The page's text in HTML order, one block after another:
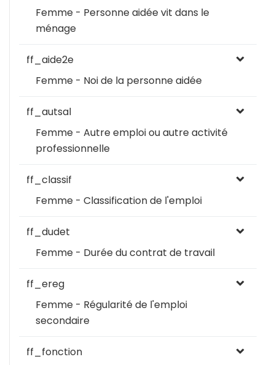
Femme - Personne aidée vit dans le
ménage
ff_aide2e
Femme - Noi de la personne aidée
ff_autsal
Femme - Autre emploi ou autre activité
professionnelle
ff_classif
Femme - Classification de l'emploi
ff_dudet
Femme - Durée du contrat de travail
ff_ereg
Femme - Régularité de l'emploi
secondaire
ff_fonction